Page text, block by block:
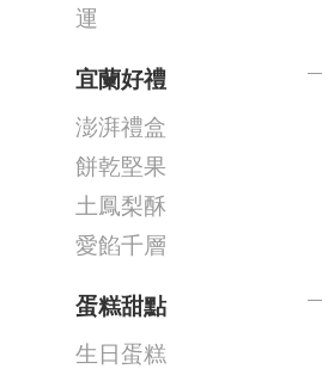
運
宜蘭好禮
澎湃禮盒
餅乾堅果
土鳳梨酥
愛餡千層
蛋糕甜點
生日蛋糕